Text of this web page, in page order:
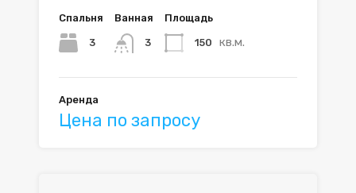
Спальня
3
Ванная
3
Площадь
150 кв.м.
Аренда
Цена по запросу